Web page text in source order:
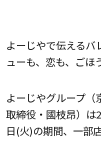
よーじやで伝える
ューも、恋も、ごほ
よーじやグループ（
取締役・國枝昂）は
日(火)の期間、一部